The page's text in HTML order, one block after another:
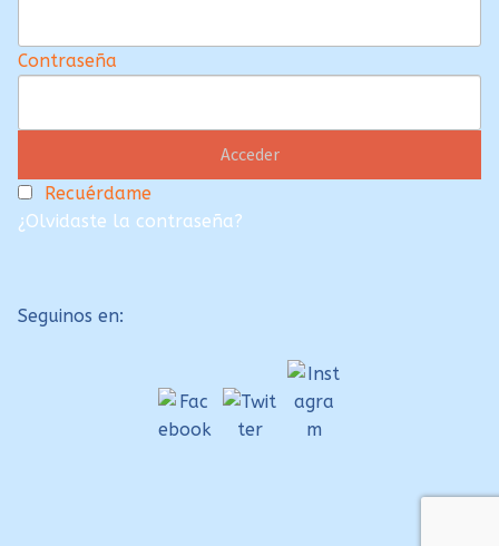
Contraseña
Recuérdame
¿Olvidaste la contraseña?
Seguinos en: